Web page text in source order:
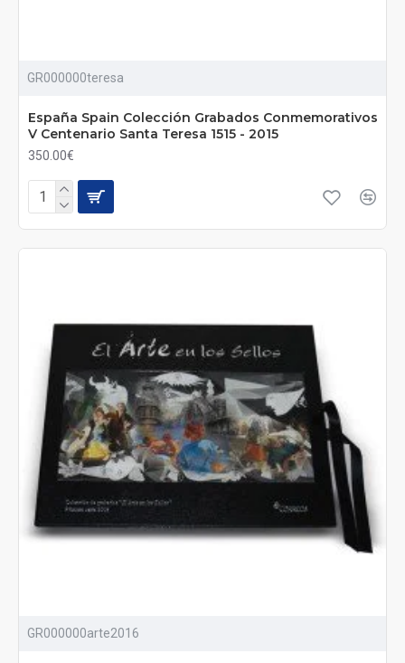
GR000000teresa
España Spain Colección Grabados Conmemorativos
V Centenario Santa Teresa 1515 - 2015
350.00€
GR000000arte2016